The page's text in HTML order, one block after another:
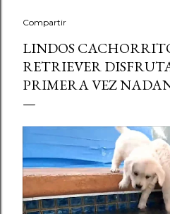
Compartir
LINDOS
RETRIEVER
PRIMERA VEZ